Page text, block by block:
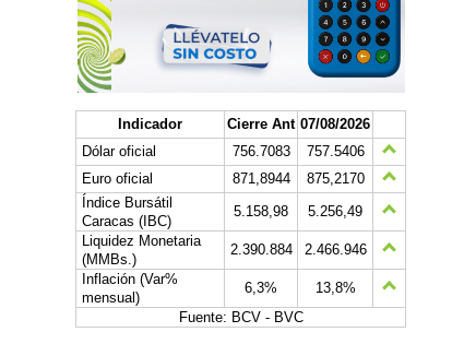
Indicador Cierre Ant 07/08/2026
Dólar oficial
756.7083
757.5406
Euro oficial
871,8944
875,2170
Índice Bursátil
Caracas (IBC)
5.158,98
5.256,49
Liquidez Monetaria
(MMBs.)
2.390.884
2.466.946
Inflación (Var%
mensual)
6,3%
13,8%
Fuente: BCV - BVC